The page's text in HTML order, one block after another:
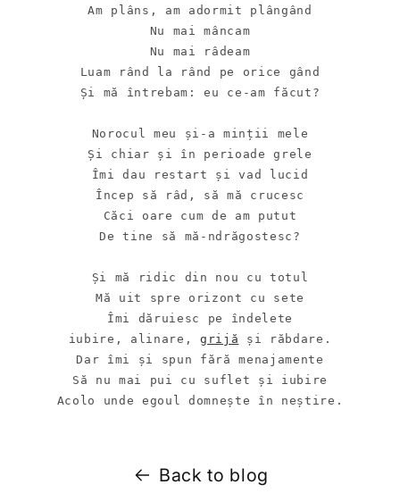
Am plâns, am adormit plângând
Nu mai mâncam
Nu mai râdeam
Luam rând la rând pe orice gând
Și mă întrebam: eu ce-am făcut?
Norocul meu și-a minții mele
Și chiar și în perioade grele
Îmi dau restart și vad lucid
Încep să râd, să mă crucesc
Căci oare cum de am putut
De tine să mă-ndrăgostesc?
Și mă ridic din nou cu totul
Mă uit spre orizont cu sete
Îmi dăruiesc pe îndelete
iubire, alinare, grijă și răbdare.
Dar îmi și spun fără menajamente
Să nu mai pui cu suflet și iubire
Acolo unde egoul domnește în neștire.
Back to blog